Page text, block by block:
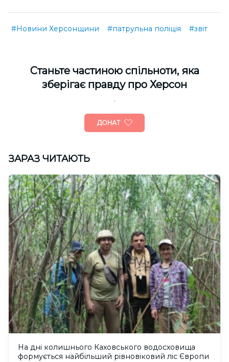
#Новини Херсонщини #патрульна поліція #звіт
Cтаньте частиною спільноти, яка
зберігає правду про Херсон
ДОНАТ
ЗАРАЗ ЧИТАЮТЬ
На дні колишнього Каховського водосховища
формується найбільший рівновіковий ліс Європи